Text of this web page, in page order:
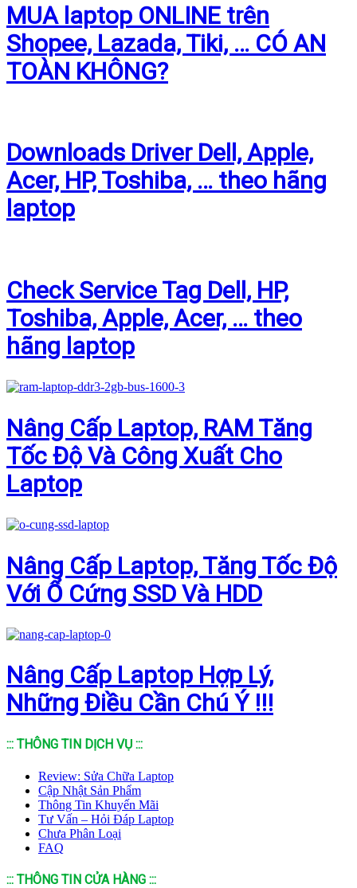
MUA laptop ONLINE trên
Shopee, Lazada, Tiki, … CÓ AN
TOÀN KHÔNG?
Downloads Driver Dell, Apple,
Acer, HP, Toshiba, … theo hãng
laptop
Check Service Tag Dell, HP,
Toshiba, Apple, Acer, … theo
hãng laptop
Nâng Cấp Laptop, RAM Tăng
Tốc Độ Và Công Xuất Cho
Laptop
Nâng Cấp Laptop, Tăng Tốc Độ
Với Ổ Cứng SSD Và HDD
Nâng Cấp Laptop Hợp Lý,
Những Điều Cần Chú Ý !!!
::: THÔNG TIN DỊCH VỤ :::
Review: Sửa Chữa Laptop
Cập Nhật Sản Phẩm
Thông Tin Khuyến Mãi
Tư Vấn – Hỏi Đáp Laptop
Chưa Phân Loại
FAQ
::: THÔNG TIN CỬA HÀNG :::